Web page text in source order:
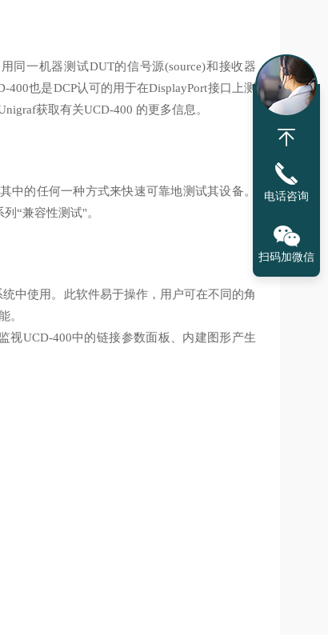
同一机器测试DUT的信号源(source)和接收器
400也是DCP认可的用于在DisplayPort接口上测
获取有关UCD-400 的更多信息。
中的任何一种方式来快速可靠地测试其设备。
“兼容性测试"。
中使用。此软件易于操作，用户可在不同的角
。
视UCD-400中的链接参数面板、内建图形产生
电话咨询
扫码加微信